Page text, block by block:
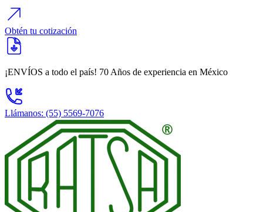
Obtén tu cotización
¡ENVÍOS a todo el país! 70 Años de experiencia en México
Llámanos: (55) 5569-7076